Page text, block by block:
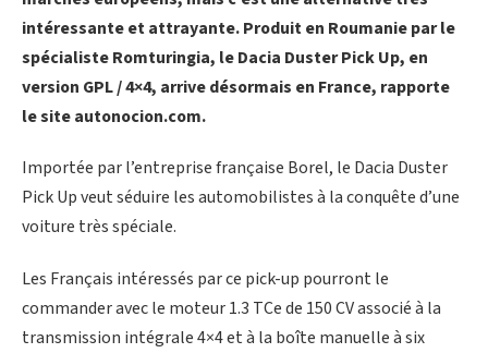
intéressante et attrayante. Produit en Roumanie par le
spécialiste Romturingia, le Dacia Duster Pick Up, en
version GPL / 4×4, arrive désormais en France, rapporte
le site autonocion.com.
Importée par l’entreprise française Borel, le Dacia Duster
Pick Up veut séduire les automobilistes à la conquête d’une
voiture très spéciale.
Les Français intéressés par ce pick-up pourront le
commander avec le moteur 1.3 TCe de 150 CV associé à la
transmission intégrale 4×4 et à la boîte manuelle à six